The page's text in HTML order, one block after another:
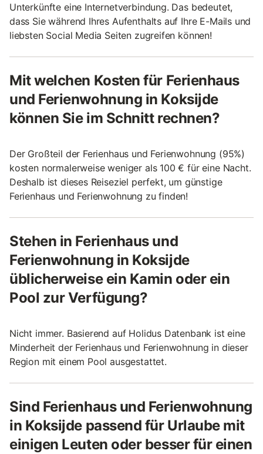
Unterkünfte eine Internetverbindung. Das bedeutet,
dass Sie während Ihres Aufenthalts auf Ihre E-Mails und
liebsten Social Media Seiten zugreifen können!
Mit welchen Kosten für Ferienhaus
und Ferienwohnung in Koksijde
können Sie im Schnitt rechnen?
Der Großteil der Ferienhaus und Ferienwohnung (95%)
kosten normalerweise weniger als 100 € für eine Nacht.
Deshalb ist dieses Reiseziel perfekt, um günstige
Ferienhaus und Ferienwohnung zu finden!
Stehen in Ferienhaus und
Ferienwohnung in Koksijde
üblicherweise ein Kamin oder ein
Pool zur Verfügung?
Nicht immer. Basierend auf Holidus Datenbank ist eine
Minderheit der Ferienhaus und Ferienwohnung in dieser
Region mit einem Pool ausgestattet.
Sind Ferienhaus und Ferienwohnung
in Koksijde passend für Urlaube mit
einigen Leuten oder besser für einen